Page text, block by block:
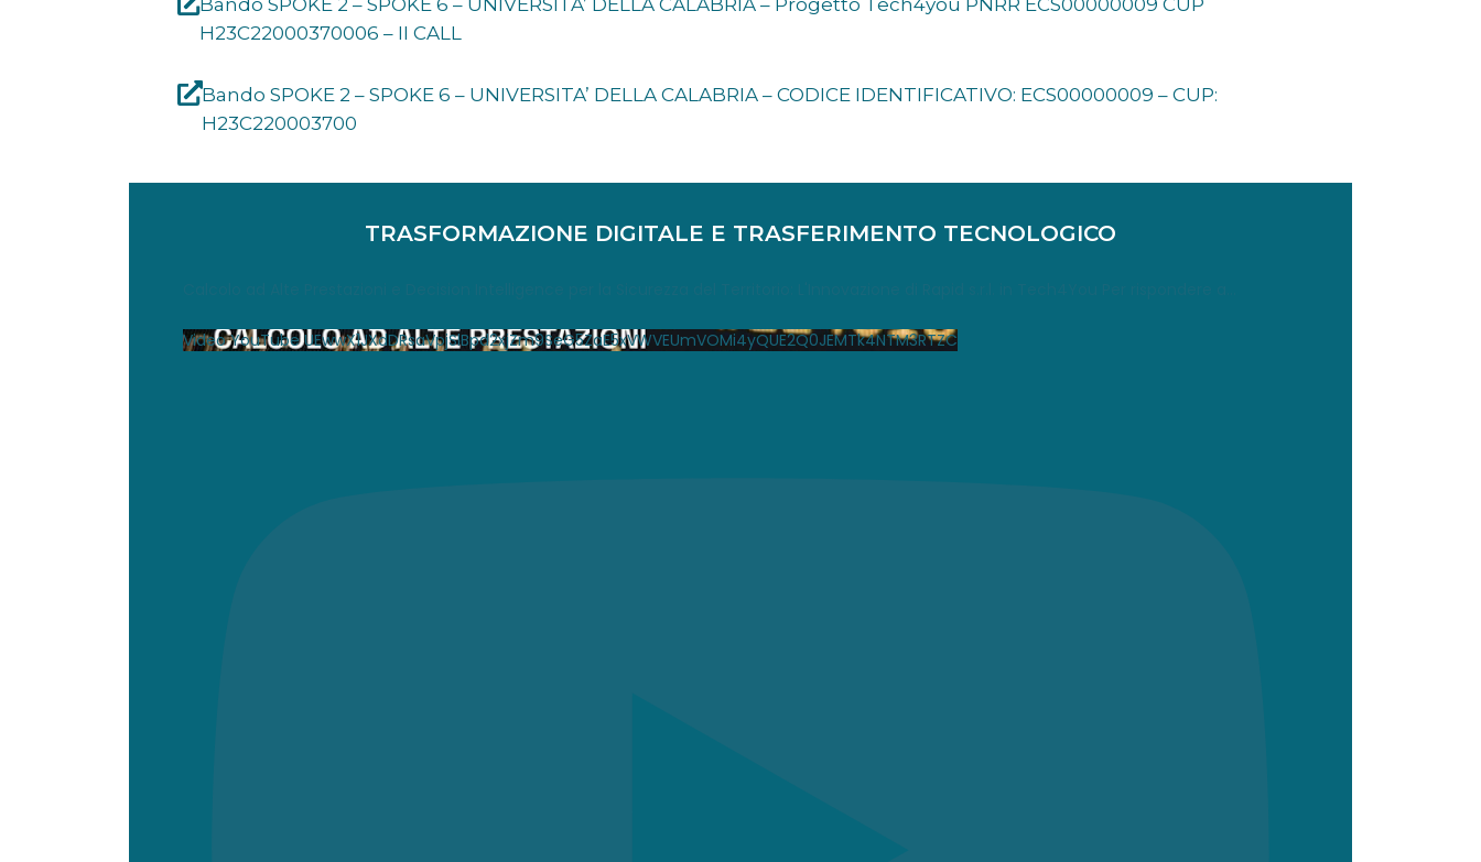
Bando SPOKE 2 – SPOKE 6 – UNIVERSITA’ DELLA CALABRIA – Progetto Tech4you PNRR ECS00000009 CUP
H23C22000370006 – II CALL
Bando SPOKE 2 – SPOKE 6 – UNIVERSITA’ DELLA CALABRIA – CODICE IDENTIFICATIVO: ECS00000009 – CUP:
H23C220003700
TRASFORMAZIONE DIGITALE E TRASFERIMENTO TECNOLOGICO
Video YouTube UEwwX1JXdDRsaVpjSlBpd2xjZm9SeG5ZaE5xVWVEUmVOMi4yQUE2Q0JEMTk4NTM3RTZC